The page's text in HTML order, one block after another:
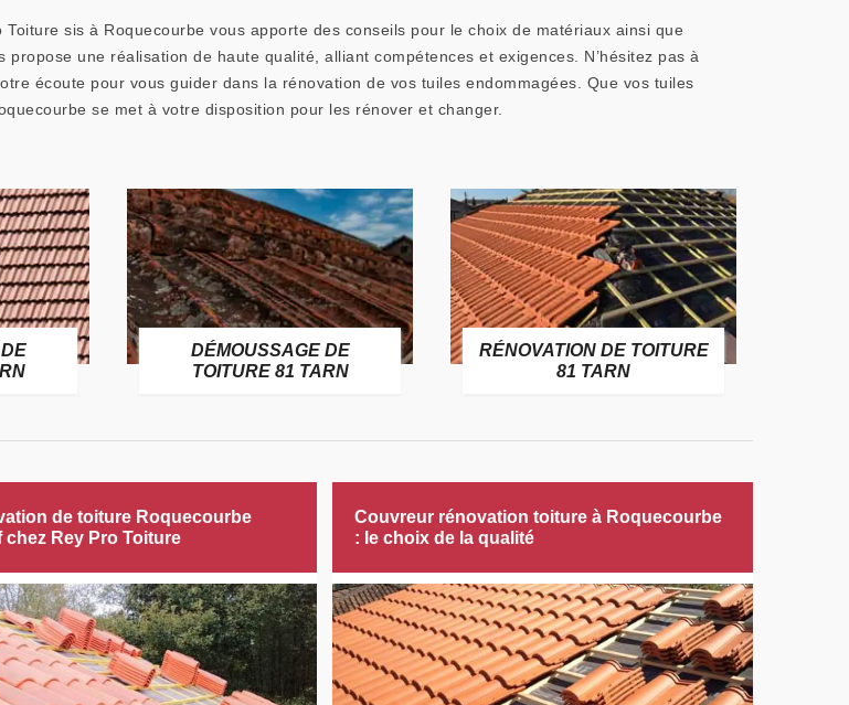
sis à Roquecourbe vous apporte des conseils pour le choix de matériaux ainsi que
une réalisation de haute qualité, alliant compétences et exigences. N’hésitez pas à
écoute pour vous guider dans la rénovation de vos tuiles endommagées. Que vos tuiles
se met à votre disposition pour les rénover et changer.
DÉMOUSSAGE DE
TOITURE 81 TARN
RÉNOVATION DE TOITURE
81 TARN
de toiture Roquecourbe
Rey Pro Toiture
Couvreur rénovation toiture à Roquecourbe
: le choix de la qualité